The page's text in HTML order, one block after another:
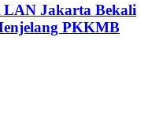
Jakarta Bekali
PKKMB